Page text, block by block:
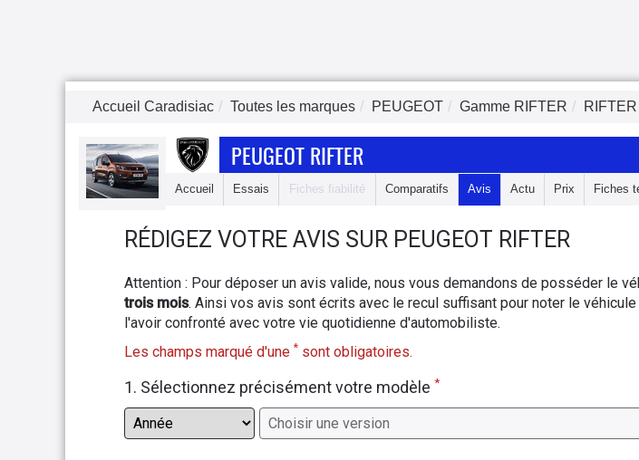
Accueil Caradisiac Toutes les marques PEUGEOT Gamme RIFTER RIFTER
PEUGEOT RIFTER
Accueil Essais Fiches fiabilité Comparatifs Avis Actu Prix Fiches
RÉDIGEZ VOTRE AVIS SUR PEUGEOT RIFTER
Attention : Pour déposer un avis valide, nous vous demandons de posséder le
trois mois. Ainsi vos avis sont écrits avec le recul suffisant pour noter le
l'avoir confronté avec votre vie quotidienne d'automobiliste.
Les champs marqué d'une * sont obligatoires.
1. Sélectionnez précisément votre modèle *